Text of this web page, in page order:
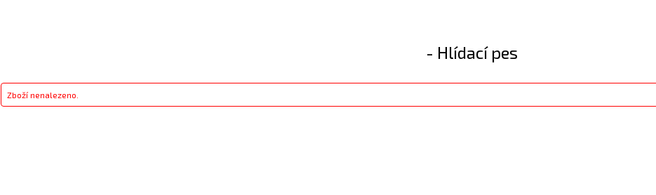
- Hlídací pes
Zboží nenalezeno.